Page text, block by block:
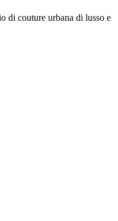
di couture urbana di lusso e